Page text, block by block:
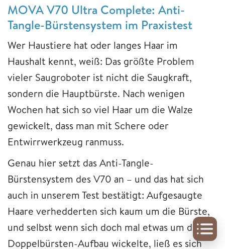
MOVA V70 Ultra Complete: Anti-
Tangle-Bürstensystem im Praxistest
Wer Haustiere hat oder langes Haar im
Haushalt kennt, weiß: Das größte Problem
vieler Saugroboter ist nicht die Saugkraft,
sondern die Hauptbürste. Nach wenigen
Wochen hat sich so viel Haar um die Walze
gewickelt, dass man mit Schere oder
Entwirrwerkzeug ranmuss.
Genau hier setzt das Anti-Tangle-
Bürstensystem des V70 an – und das hat sich
auch in unserem Test bestätigt: Aufgesaugte
Haare verhedderten sich kaum um die Bürste,
und selbst wenn sich doch mal etwas um den
Doppelbürsten-Aufbau wickelte, ließ es sich